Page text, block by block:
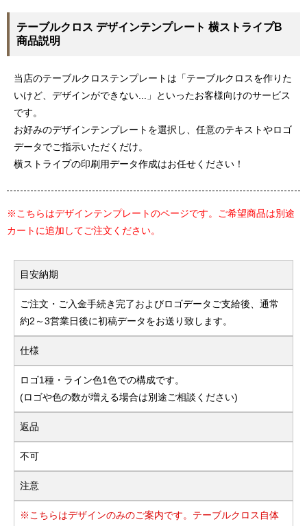
テーブルクロス デザインテンプレート 横ストライプB
商品説明
当店のテーブルクロステンプレートは「テーブルクロスを作りた
いけど、デザインができない...」といったお客様向けのサービス
です。
お好みのデザインテンプレートを選択し、任意のテキストやロゴ
データでご指示いただくだけ。
横ストライプの印刷用データ作成はお任せください！
※こちらはデザインテンプレートのページです。ご希望商品は別途
カートに追加してご注文ください。
目安納期
ご注文・ご入金手続き完了およびロゴデータご支給後、通常
約2～3営業日後に初稿データをお送り致します。
仕様
ロゴ1種・ライン色1色での構成です。
(ロゴや色の数が増える場合は別途ご相談ください)
返品
不可
注意
※こちらはデザインのみのご案内です。テーブルクロス自体